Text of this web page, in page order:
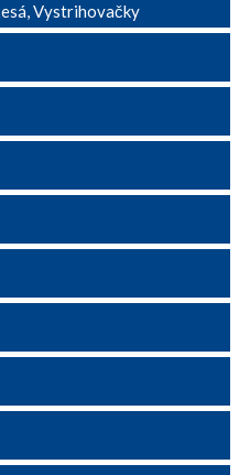
Vystrihovačky